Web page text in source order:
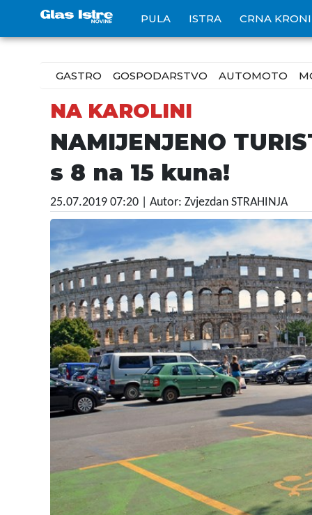
PULA ISTRA CRNA
GASTRO GOSPODARSTVO AUTOMOTO
NA KAROLINI
NAMIJENJENO
s 8 na 15 kuna!
25.07.2019 07:20 | Autor: Zvjezdan STRAHINJA